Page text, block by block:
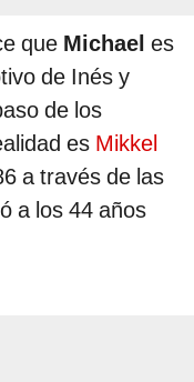
que Michael es
de Inés y
de los
es Mikkel
a través de las
a los 44 años